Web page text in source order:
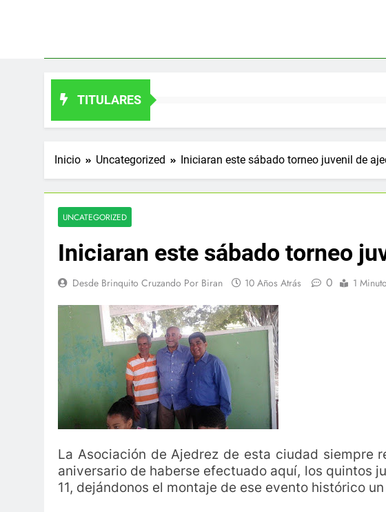
TITULARES
Inicio Uncategorized Iniciaran este sábado torneo juvenil de
UNCATEGORIZED
Iniciaran este sábado torneo
Desde Brinquito Cruzando Por Biran 10 Años Atrás 0 1
La Asociación de Ajedrez de esta ciudad siempre
aniversario de haberse efectuado aquí, los quintos
11, dejándonos el montaje de ese evento histórico